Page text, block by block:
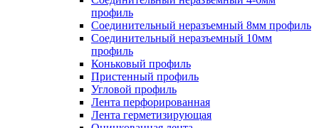
профиль
Соединительный неразъемный 8мм профиль
Соединительный неразъемный 10мм
профиль
Коньковый профиль
Пристенный профиль
Угловой профиль
Лента перфорированная
Лента герметизирующая